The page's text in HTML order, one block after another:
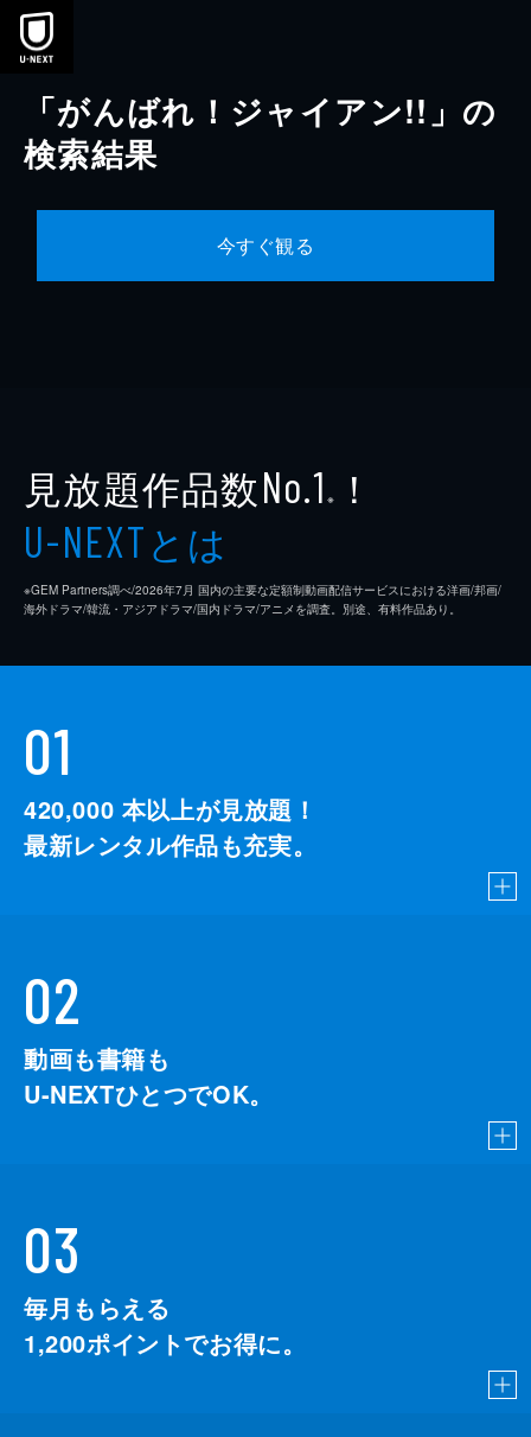
本文へスキップ
「がんばれ！ジャイアン!!」の
検索結果
今すぐ観る
見放題作品数No.1 ※ ！
U-NEXTとは
※GEM Partners調べ/2026年7⽉ 国内の主要な定額制動画配信サービスにおける洋画/邦画/
海外ドラマ/韓流・アジアドラマ/国内ドラマ/アニメを調査。別途、有料作品あり。
01
420,000 本以上が見放題！
最新レンタル作品も充実。
02
動画も書籍も
U-NEXTひとつでOK。
03
毎月もらえる
1,200ポイントでお得に。